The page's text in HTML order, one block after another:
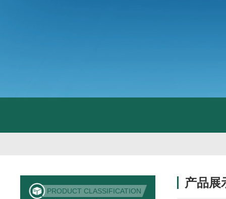
PRODUCT CLASSIFICATION
产品展